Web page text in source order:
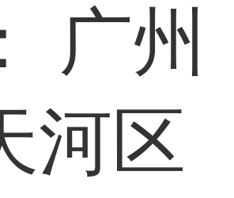
广州
河区